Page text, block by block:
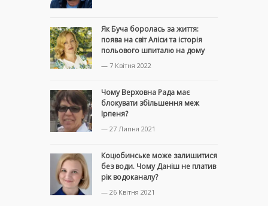
Як Буча боролась за життя:
поява на світ Аліси та історія
польового шпиталю на дому
— 7 Квітня 2022
Чому Верховна Рада має
блокувати збільшення меж
Ірпеня?
— 27 Липня 2021
Коцюбинське може залишитися
без води. Чому Даніш не платив
рік водоканалу?
— 26 Квітня 2021